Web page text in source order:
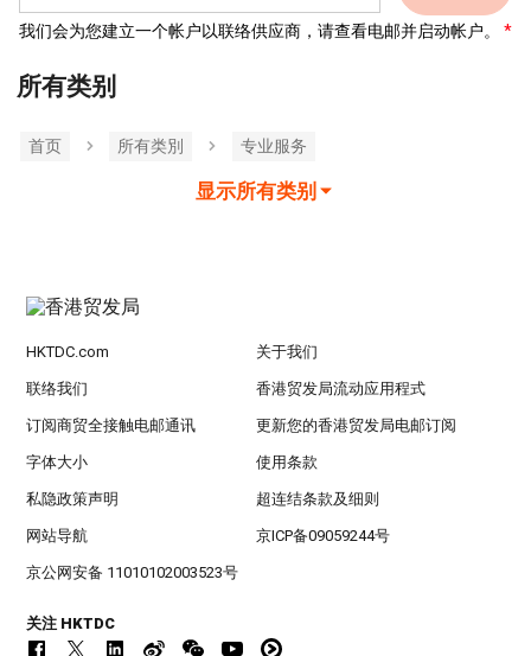
我们会为您建立一个帐户以联络供应商，请查看电邮并启动帐户。
所有类别
首页 所有类別 专业服务
显示所有类别
HKTDC.com 关于我们
联络我们 香港贸发局流动应用程式
订阅商贸全接触电邮通讯 更新您的香港贸发局电邮订阅
字体大小 使用条款
私隐政策声明 超连结条款及细则
网站导航 京ICP备09059244号
京公网安备 11010102003523号
关注 HKTDC